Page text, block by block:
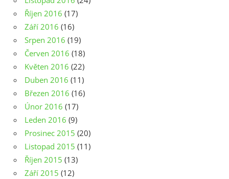
Říjen 2016 (17)
Září 2016 (16)
Srpen 2016 (19)
Červen 2016 (18)
Květen 2016 (22)
Duben 2016 (11)
Březen 2016 (16)
Únor 2016 (17)
Leden 2016 (9)
Prosinec 2015 (20)
Listopad 2015 (11)
Říjen 2015 (13)
Září 2015 (12)